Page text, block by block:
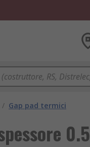
/ Gap pad termici
0.5